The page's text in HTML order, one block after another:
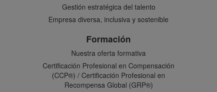
Gestión estratégica del talento
Empresa diversa, inclusiva y sostenible
Formación
Nuestra oferta formativa
Certificación Profesional en Compensación
(CCP®) / Certificación Profesional en
Recompensa Global (GRP®)